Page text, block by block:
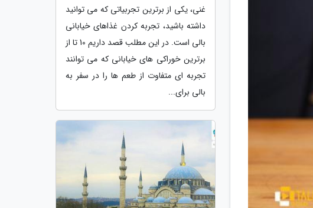
غنی، یکی از برترین تجربیاتی که می توانید
داشته باشید، تجربه کردن غذاهای خیابانی
بالی است. در این مطلب قصد داریم 10 تا از
برترین خوراکی های خیابانی که می توانند
تجربه ای متفاوت از طعم ها را در سفر به
بالی برای...